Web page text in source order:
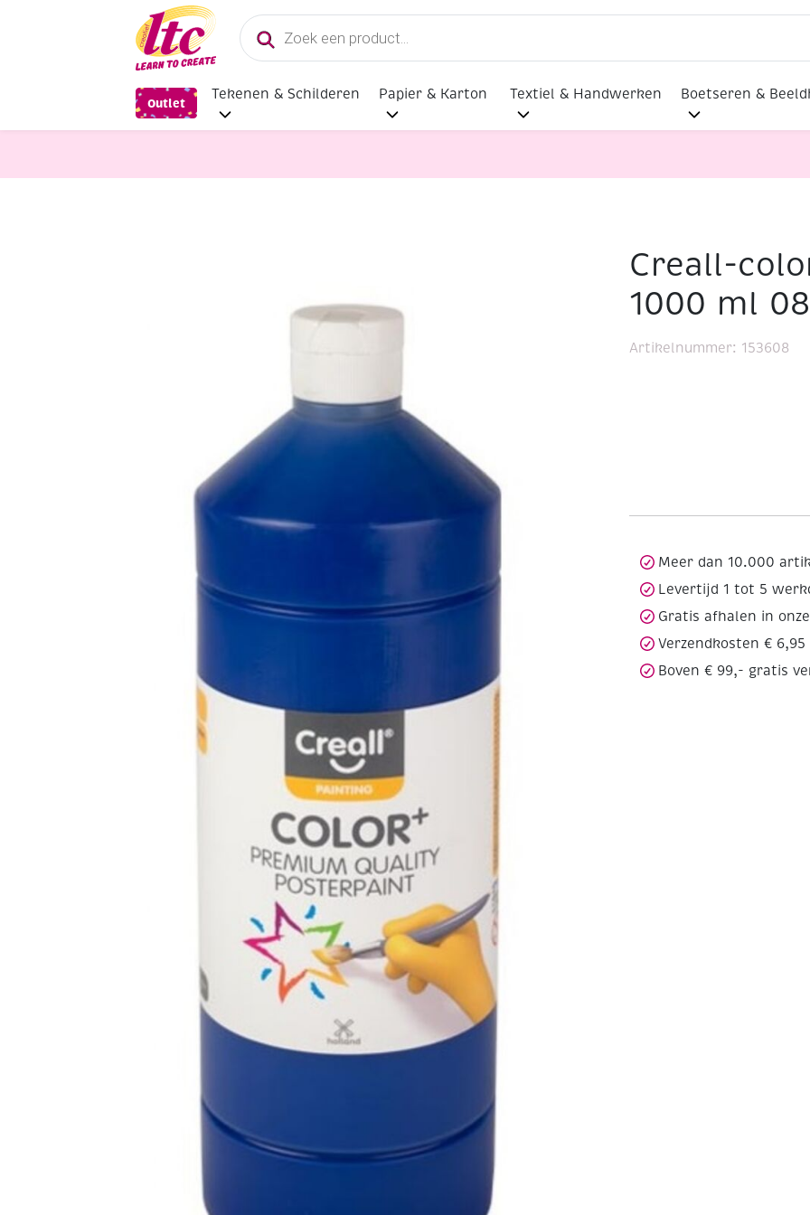
Producten
zoeken
Outlet
Tekenen & Schilderen Papier & Karton Textiel & Handwerken Boetseren &
Creall-
1000 ml
Artikelnummer: 153608
Meer dan 10.000
Levertijd 1 tot 5
Gratis afhalen in
Verzendkosten € 6,95
Boven € 99,- gratis